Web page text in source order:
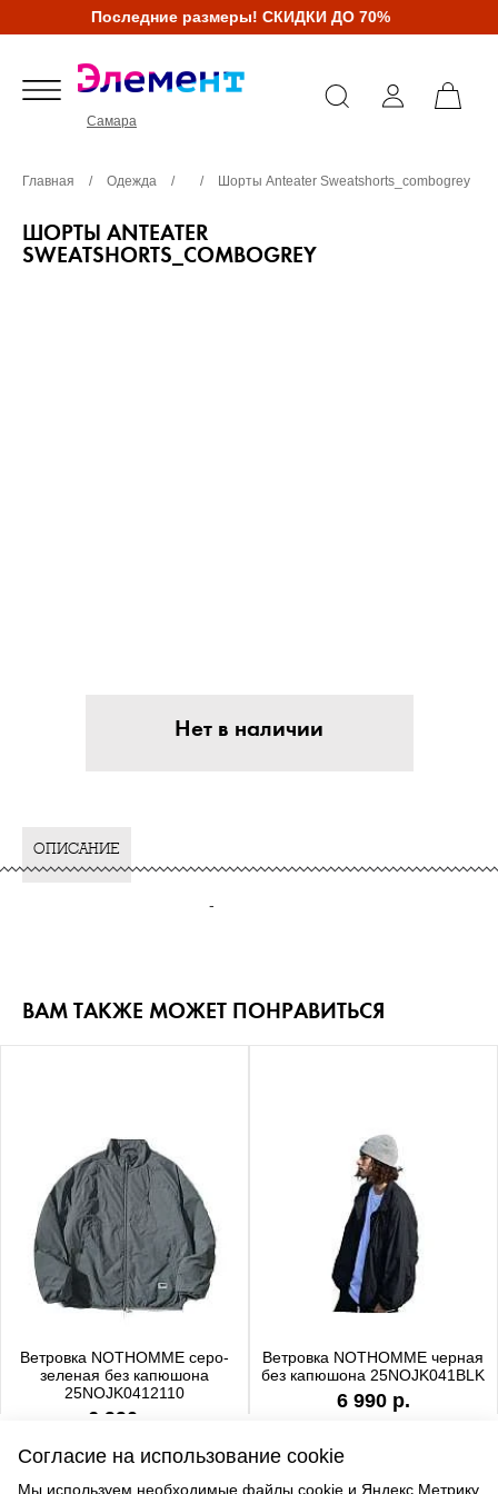
Последние размеры! СКИДКИ ДО 70%
Самара
Главная / Одежда / / Шорты Anteater Sweatshorts_combogrey
ШОРТЫ ANTEATER
SWEATSHORTS_COMBOGREY
Нет в наличии
ОПИСАНИЕ
-
ВАМ ТАКЖЕ МОЖЕТ ПОНРАВИТЬСЯ
Ветровка NOTHOMME серо-
зеленая без капюшона
25NOJK0412110
6 990 р.
Ветровка NOTHOMME черная
без капюшона 25NOJK041BLK
6 990 р.
Согласие на использование cookie
Мы используем необходимые файлы cookie и Яндекс.Метрику